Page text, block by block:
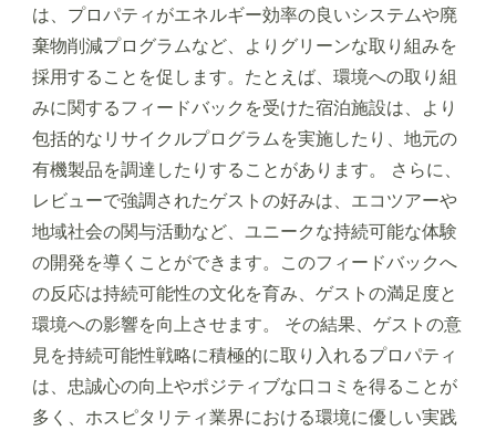
は、プロパティがエネルギー効率の良いシステムや廃
棄物削減プログラムなど、よりグリーンな取り組みを
採用することを促します。たとえば、環境への取り組
みに関するフィードバックを受けた宿泊施設は、より
包括的なリサイクルプログラムを実施したり、地元の
有機製品を調達したりすることがあります。 さらに、
レビューで強調されたゲストの好みは、エコツアーや
地域社会の関与活動など、ユニークな持続可能な体験
の開発を導くことができます。このフィードバックへ
の反応は持続可能性の文化を育み、ゲストの満足度と
環境への影響を向上させます。 その結果、ゲストの意
見を持続可能性戦略に積極的に取り入れるプロパティ
は、忠誠心の向上やポジティブな口コミを得ることが
多く、ホスピタリティ業界における環境に優しい実践